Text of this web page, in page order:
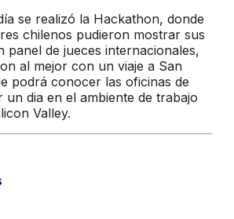
se realizó la Hackathon, donde
chilenos pudieron mostrar sus
panel de jueces internacionales,
al mejor con un viaje a San
podrá conocer las oficinas de
un dia en el ambiente de trabajo
Valley.